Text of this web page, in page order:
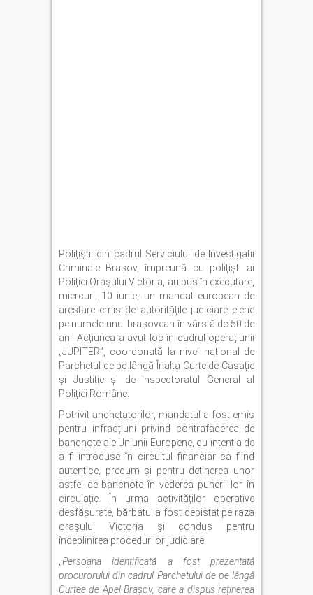
Polițiștii din cadrul Serviciului de Investigații
Criminale Brașov, împreună cu polițiști ai
Poliției Orașului Victoria, au pus în executare,
miercuri, 10 iunie, un mandat european de
arestare emis de autoritățile judiciare elene
pe numele unui brașovean în vârstă de 50 de
ani. Acțiunea a avut loc în cadrul operațiunii
„JUPITER”, coordonată la nivel național de
Parchetul de pe lângă Înalta Curte de Casație
și Justiție și de Inspectoratul General al
Poliției Române.
Potrivit anchetatorilor, mandatul a fost emis
pentru infracțiuni privind contrafacerea de
bancnote ale Uniunii Europene, cu intenția de
a fi introduse în circuitul financiar ca fiind
autentice, precum și pentru deținerea unor
astfel de bancnote în vederea punerii lor în
circulație. În urma activităților operative
desfășurate, bărbatul a fost depistat pe raza
orașului Victoria și condus pentru
îndeplinirea procedurilor judiciare.
„Persoana identificată a fost prezentată
procurorului din cadrul Parchetului de pe lângă
Curtea de Apel Brașov, care a dispus reținerea